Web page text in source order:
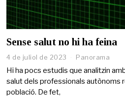
Sense salut no hi ha feina
4 de juliol de 2023 Panorama
Hi ha pocs estudis que analitzin
salut dels professionals autònoms
població. De fet,